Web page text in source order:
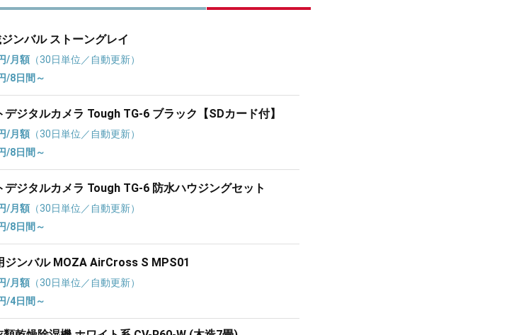
ンバル ストーングレイ
/月額 （30日単位／自動更新）
/8日間～
ジタルカメラ Tough TG-6 ブラック【SDカード付】
/月額 （30日単位／自動更新）
/8日間～
デジタルカメラ Tough TG-6 防水ハウジングセット
/月額 （30日単位／自動更新）
/8日間～
ジンバル MOZA AirCross S MPS01
/月額 （30日単位／自動更新）
/4日間～